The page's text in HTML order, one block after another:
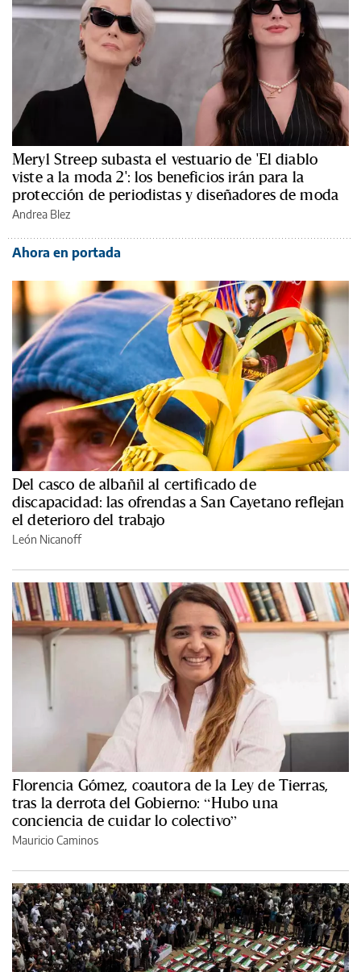
Meryl Streep subasta el vestuario de 'El diablo
viste a la moda 2': los beneficios irán para la
protección de periodistas y diseñadores de moda
Andrea Blez
Ahora en portada
Del casco de albañil al certificado de
discapacidad: las ofrendas a San Cayetano reflejan
el deterioro del trabajo
León Nicanoff
Florencia Gómez, coautora de la Ley de Tierras,
tras la derrota del Gobierno: “Hubo una
conciencia de cuidar lo colectivo”
Mauricio Caminos